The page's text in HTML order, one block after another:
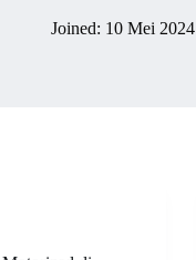
Joined: 10 Mei 2024